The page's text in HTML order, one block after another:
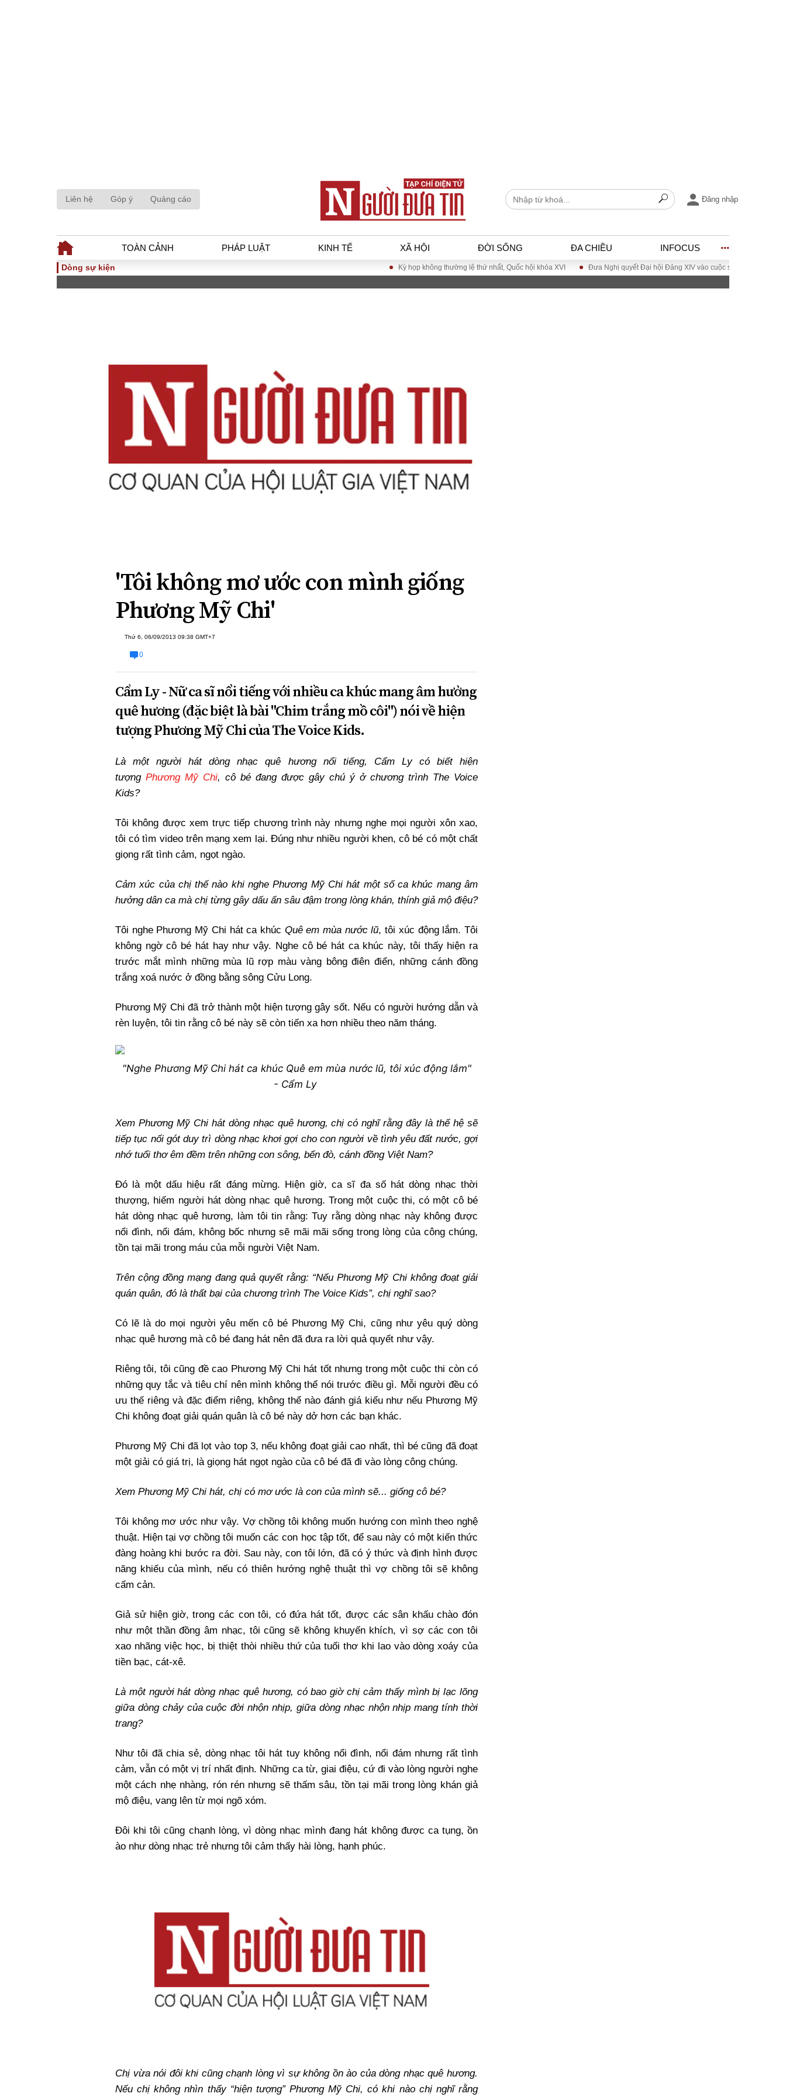
Liên hệ Góp ý Quảng cáo Đăng nhập
TOÀN CẢNH PHÁP LUẬT KINH TẾ XÃ HỘI ĐỜI SỐNG ĐA CHIỀU INFOCUS
TOÀN CẢNH PHÁP LUẬT
Tiếng nói công dân
An ninh - Hình sự
KINH TẾ
nghiệp
Tiêu dùng và dư
luận
Công nghệ
XÃ HỘI ĐỜI SỐNG
ĐA CHIỀU INFOCUS
Dòng sự kiện Kỳ họp không thường lệ thứ nhất, Quốc hội khóa XVI Đưa Nghị quyết Đại hội Đảng XIV vào cuộc sống
'Tôi không mơ ước con mình giống
Phương Mỹ Chi'
Thứ 6, 06/09/2013 09:38 GMT+7
0
Cẩm Ly - Nữ ca sĩ nổi tiếng với nhiều ca khúc mang âm hưởng
quê hương (đặc biệt là bài "Chim trắng mồ côi") nói về hiện
tượng Phương Mỹ Chi của The Voice Kids.
Là một người hát dòng nhạc quê hương nổi tiếng, Cẩm Ly có biết hiện
tượngPhương Mỹ Chi, cô bé đang được gây chú ý ở chương trình The Voice
Kids?
Tôi không được xem trực tiếp chương trình này nhưng nghe mọi người xôn xao,
tôi có tìm video trên mạng xem lại. Đúng như nhiều người khen, cô bé có một chất
giọng rất tình cảm, ngọt ngào.
Cảm xúc của chị thế nào khi nghe Phương Mỹ Chi hát một số ca khúc mang âm
hưởng dân ca mà chị từng gây dấu ấn sâu đậm trong lòng khán, thính giả mộ điệu?
Tôi nghe Phương Mỹ Chi hát ca khúc Quê em mùa nước lũ, tôi xúc động lắm. Tôi
không ngờ cô bé hát hay như vậy. Nghe cô bé hát ca khúc này, tôi thấy hiện ra
trước mắt mình những mùa lũ rợp màu vàng bông điên điển, những cánh đồng
trắng xoá nước ở đồng bằng sông Cửu Long.
Phương Mỹ Chi đã trở thành một hiện tượng gây sốt. Nếu có người hướng dẫn và
rèn luyện, tôi tin rằng cô bé này sẽ còn tiến xa hơn nhiều theo năm tháng.
"Nghe Phương Mỹ Chi hát ca khúc Quê em mùa nước lũ, tôi xúc động lắm"
- Cẩm Ly
Xem Phương Mỹ Chi hát dòng nhạc quê hương, chị có nghĩ rằng đây là thế hệ sẽ
tiếp tục nối gót duy trì dòng nhạc khơi gợi cho con người về tình yêu đất nước, gợi
nhớ tuổi thơ êm đềm trên những con sông, bến đò, cánh đồng Việt Nam?
Đó là một dấu hiệu rất đáng mừng. Hiện giờ, ca sĩ đa số hát dòng nhạc thời
thượng, hiếm người hát dòng nhạc quê hương. Trong một cuộc thi, có một cô bé
hát dòng nhạc quê hương, làm tôi tin rằng: Tuy rằng dòng nhạc này không được
nổi đình, nổi đám, không bốc nhưng sẽ mãi mãi sống trong lòng của công chúng,
tồn tại mãi trong máu của mỗi người Việt Nam.
Trên cộng đồng mạng đang quả quyết rằng: “Nếu Phương Mỹ Chi không đoạt giải
quán quân, đó là thất bại của chương trình The Voice Kids”, chị nghĩ sao?
Có lẽ là do mọi người yêu mến cô bé Phương Mỹ Chi, cũng như yêu quý dòng
nhạc quê hương mà cô bé đang hát nên đã đưa ra lời quả quyết như vậy.
Riêng tôi, tôi cũng đề cao Phương Mỹ Chi hát tốt nhưng trong một cuộc thi còn có
những quy tắc và tiêu chí nên mình không thể nói trước điều gì. Mỗi người đều có
ưu thế riêng và đặc điểm riêng, không thể nào đánh giá kiểu như nếu Phương Mỹ
Chi không đoạt giải quán quân là cô bé này dở hơn các bạn khác.
Phương Mỹ Chi đã lọt vào top 3, nếu không đoạt giải cao nhất, thì bé cũng đã đoạt
một giải có giá trị, là giọng hát ngọt ngào của cô bé đã đi vào lòng công chúng.
Xem Phương Mỹ Chi hát, chị có mơ ước là con của mình sẽ... giống cô bé?
Tôi không mơ ước như vậy. Vợ chồng tôi không muốn hướng con mình theo nghệ
thuật. Hiện tại vợ chồng tôi muốn các con học tập tốt, để sau này có một kiến thức
đàng hoàng khi bước ra đời. Sau này, con tôi lớn, đã có ý thức và định hình được
năng khiếu của mình, nếu có thiên hướng nghệ thuật thì vợ chồng tôi sẽ không
cấm cản.
Giả sử hiện giờ, trong các con tôi, có đứa hát tốt, được các sân khấu chào đón
như một thần đồng âm nhạc, tôi cũng sẽ không khuyến khích, vì sợ các con tôi
xao nhãng việc học, bị thiệt thòi nhiều thứ của tuổi thơ khi lao vào dòng xoáy của
tiền bạc, cát-xê.
Là một người hát dòng nhạc quê hương, có bao giờ chị cảm thấy mình bị lạc lõng
giữa dòng chảy của cuộc đời nhộn nhịp, giữa dòng nhạc nhộn nhịp mang tính thời
trang?
Như tôi đã chia sẻ, dòng nhạc tôi hát tuy không nổi đình, nổi đám nhưng rất tình
cảm, vẫn có một vị trí nhất định. Những ca từ, giai điệu, cứ đi vào lòng người nghe
một cách nhẹ nhàng, rón rén nhưng sẽ thấm sâu, tồn tại mãi trong lòng khán giả
mộ điệu, vang lên từ mọi ngõ xóm.
Đôi khi tôi cũng chạnh lòng, vì dòng nhạc mình đang hát không được ca tụng, ồn
ào như dòng nhạc trẻ nhưng tôi cảm thấy hài lòng, hạnh phúc.
Chị vừa nói đôi khi cũng chạnh lòng vì sự không ồn ào của dòng nhạc quê hương.
Nếu chị không nhìn thấy “hiện tượng” Phương Mỹ Chi, có khi nào chị nghĩ rằng